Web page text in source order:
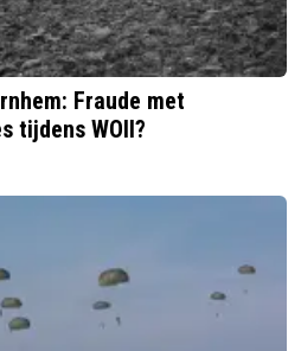
Fraude met
tijdens WOII?